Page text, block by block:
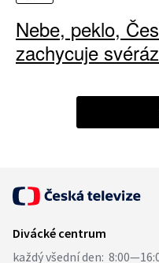
Nebe, peklo,
zachycuje